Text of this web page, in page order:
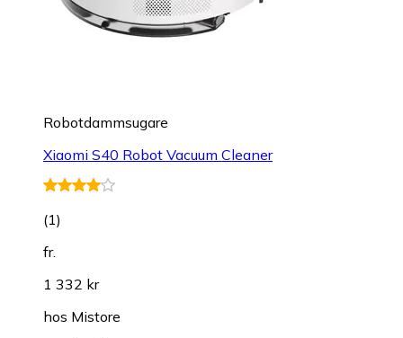
Robotdammsugare
Xiaomi S40 Robot Vacuum Cleaner
(1)
fr.
1 332 kr
hos Mistore